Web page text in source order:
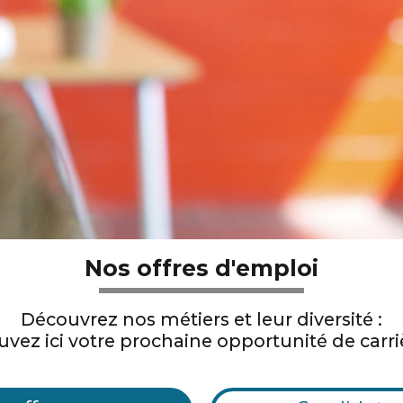
Nos offres d'emploi
Découvrez nos métiers et leur diversité :
ici votre prochaine opportunité de